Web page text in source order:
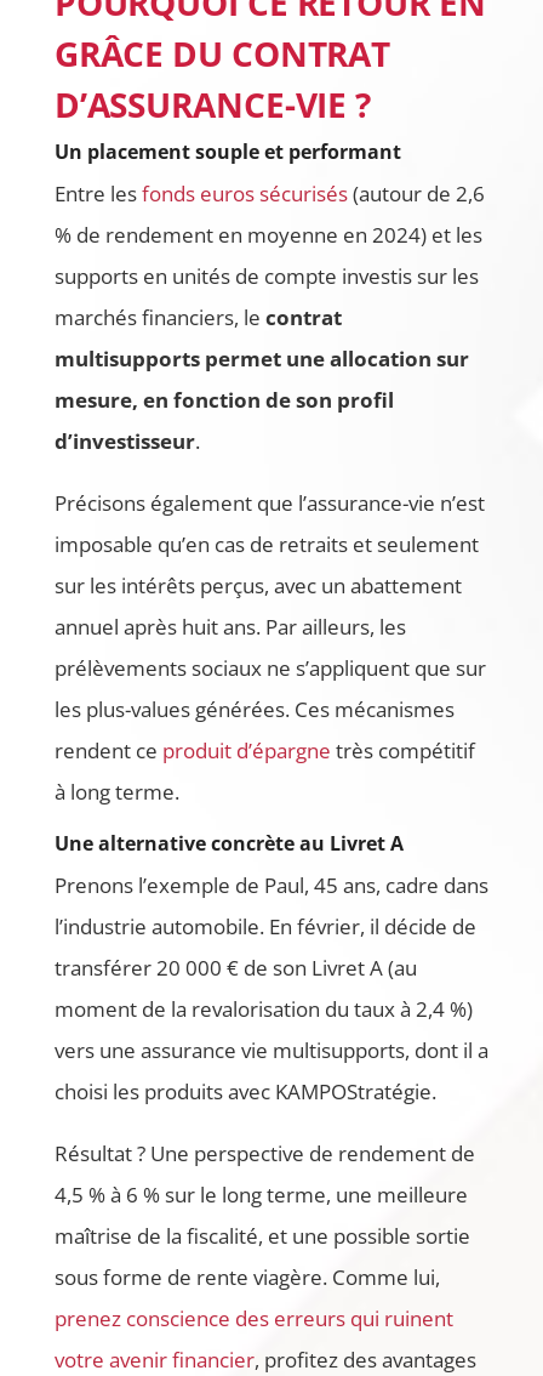
GRÂCE DU CONTRAT
D’ASSURANCE-VIE ?
Un placement souple et performant
Entre lesfonds euros sécurisés(autour de 2,6
% de rendement en moyenne en 2024) et les
supports en unités de compte investis sur les
marchés financiers, le contrat
multisupports permet une allocation sur
mesure, en fonction de son profil
d’investisseur.
Précisons également que l’assurance-vie n’est
imposable qu’en cas de retraits et seulement
sur les intérêts perçus, avec un abattement
annuel après huit ans. Par ailleurs, les
prélèvements sociaux ne s’appliquent que sur
les plus-values générées. Ces mécanismes
rendent ce produit d’épargne très compétitif
à long terme.
Une alternative concrète au Livret A
Prenons l’exemple de Paul, 45 ans, cadre dans
l’industrie automobile. En février, il décide de
transférer 20 000 € de son Livret A (au
moment de la revalorisation du taux à 2,4 %)
vers une assurance vie multisupports, dont il a
choisi les produits avec KAMPOStratégie.
Résultat ? Une perspective de rendement de
4,5 % à 6 % sur le long terme, une meilleure
maîtrise de la fiscalité, et une possible sortie
sous forme de rente viagère. Comme lui,
prenez conscience des erreurs qui ruinent
votre avenir financier, profitez des avantages